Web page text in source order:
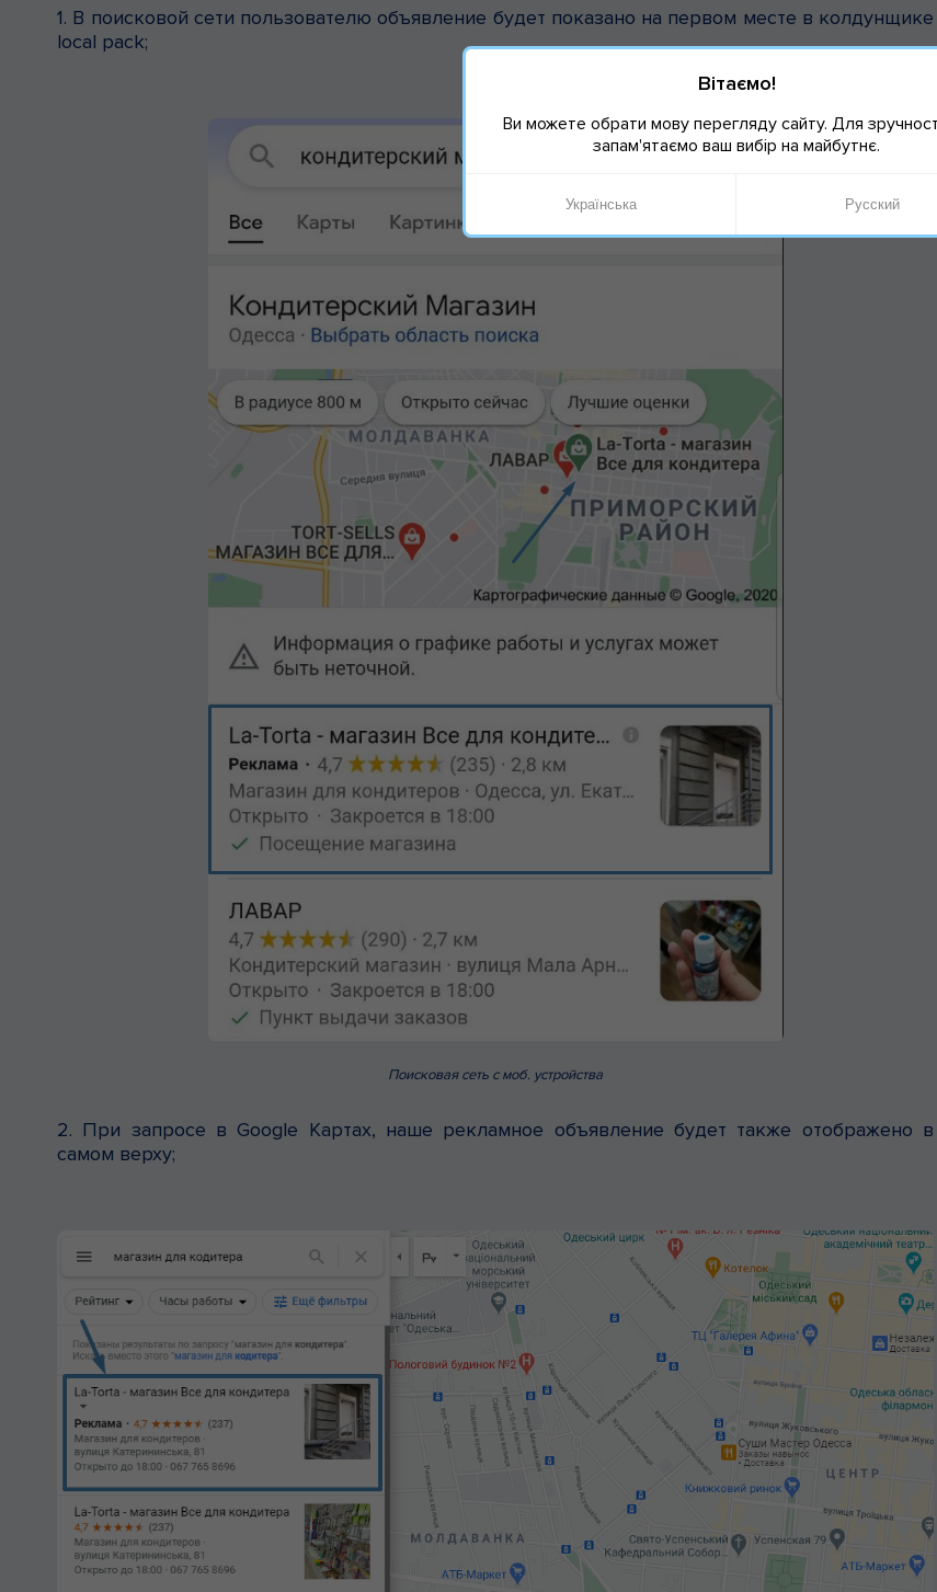
1. В поисковой сети пользователю объявление будет показано на первом месте в колдунщике
local pack;
Поисковая сеть с моб. устройства
2. При запросе в Google Картах, наше рекламное объявление будет также отображено в
самом верху;
Вітаємо!
Ви можете обрати мову перегляду сайту. Для
запам'ятаємо ваш вибір на майбутнє.
Українська Русский